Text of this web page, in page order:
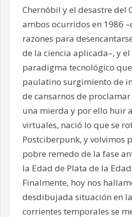
Chernóbil y el desastre del
ambos ocurridos en 1986
razones para
de la ciencia aplicada–, y
paradigma tecnológico
paulatino surgimiento de
de cansarnos de
una mierda y por ello huir
virtuales, nació lo que se
Postciberpunk, y volvimos
pobre remedo de la fase
la Edad de Plata de la
Finalmente, hoy nos
desdibujada situación en
corrientes temporales se